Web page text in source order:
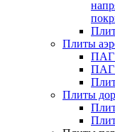
Плиты
ПАГ
ПАГ
Плиты